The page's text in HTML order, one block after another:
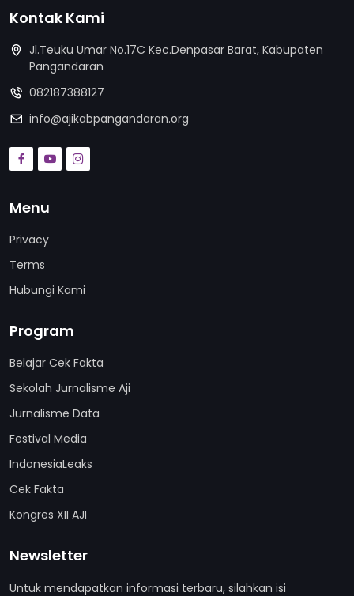
Kontak Kami
Jl.Teuku Umar No.17C Kec.Denpasar Barat, Kabupaten
Pangandaran
082187388127
info@ajikabpangandaran.org
Menu
Privacy
Terms
Hubungi Kami
Program
Belajar Cek Fakta
Sekolah Jurnalisme Aji
Jurnalisme Data
Festival Media
IndonesiaLeaks
Cek Fakta
Kongres XII AJI
Newsletter
Untuk mendapatkan informasi terbaru, silahkan isi